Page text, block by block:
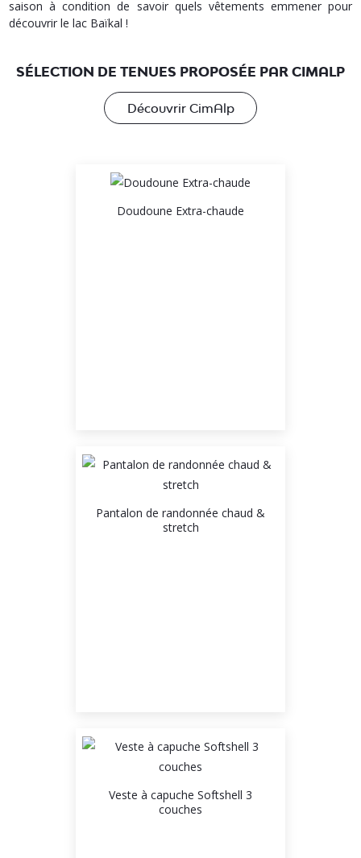
saison à condition de savoir quels vêtements emmener pour
découvrir le lac Baïkal !
SÉLECTION DE TENUES PROPOSÉE PAR CIMALP
Découvrir CimAlp
Doudoune Extra-chaude
Pantalon de randonnée chaud &
stretch
Veste à capuche Softshell 3
couches